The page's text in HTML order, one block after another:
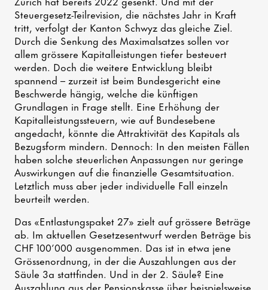
Steuergesetz-Teilrevision, die nächstes Jahr in Kraft
tritt, verfolgt der Kanton Schwyz das gleiche Ziel.
Durch die Senkung des Maximalsatzes sollen vor
allem grössere Kapitalleistungen tiefer besteuert
werden. Doch die weitere Entwicklung bleibt
spannend – zurzeit ist beim Bundesgericht eine
Beschwerde hängig, welche die künftigen
Grundlagen in Frage stellt. Eine Erhöhung der
Kapitalleistungssteuern, wie auf Bundesebene
angedacht, könnte die Attraktivität des Kapitals als
Bezugsform mindern. Dennoch: In den meisten Fällen
haben solche steuerlichen Anpassungen nur geringe
Auswirkungen auf die finanzielle Gesamtsituation.
Letztlich muss aber jeder individuelle Fall einzeln
beurteilt werden.
Das «Entlastungspaket 27» zielt auf grössere Beträge
ab. Im aktuellen Gesetzesentwurf werden Beträge bis
CHF 100’000 ausgenommen. Das ist in etwa jene
Grössenordnung, in der die Auszahlungen aus der
Säule 3a stattfinden. Und in der 2. Säule? Eine
Auszahlung aus der Pensionskasse über beispielsweise